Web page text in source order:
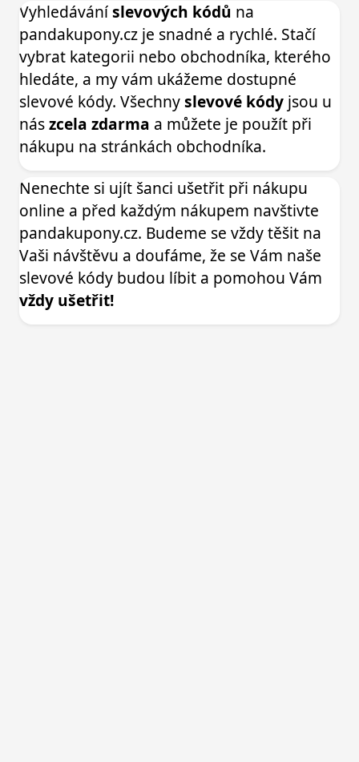
Vyhledáváníslevových kódů na
pandakupony.cz je snadné a rychlé. Stačí
vybrat kategorii nebo obchodníka, kterého
hledáte, a my vám ukážeme dostupné
slevové kódy. Všechnyslevové kódy jsou u
nászcela zdarma a můžete je použít při
nákupu na stránkách obchodníka.
Nenechte si ujít šanci ušetřit při nákupu
online a před každým nákupem navštivte
pandakupony.cz. Budeme se vždy těšit na
Vaši návštěvu a doufáme, že se Vám naše
slevové kódy budou líbit a pomohou Vám
vždy ušetřit!